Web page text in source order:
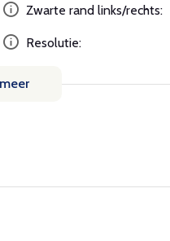
Zwarte rand links/rechts:
Resolutie: